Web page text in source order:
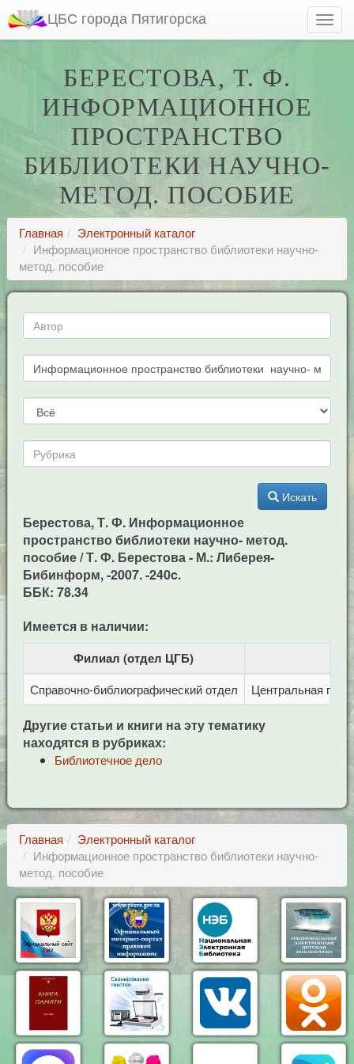
ЦБС города Пятигорска
БЕРЕСТОВА, Т. Ф.
ИНФОРМАЦИОННОЕ
ПРОСТРАНСТВО
БИБЛИОТЕКИ НАУЧНО-
МЕТОД. ПОСОБИЕ
Главная
Электронный каталог
Информационное пространство библиотеки научно-
метод. пособие
Искать
Берестова, Т. Ф. Информационное
пространство библиотеки научно- метод.
пособие / Т. Ф. Берестова - М.: Либерея-
Бибинформ, -2007. -240c.
ББК: 78.34
Имеется в наличии:
Филиал (отдел ЦГБ)
Справочно-библиографический отдел Центральная
Другие статьи и книги на эту тематику
находятся в рубриках:
Библиотечное дело
Главная
Электронный каталог
Информационное пространство библиотеки научно-
метод. пособие